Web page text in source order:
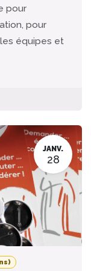
pour
pour
équipes et
JANV.
28